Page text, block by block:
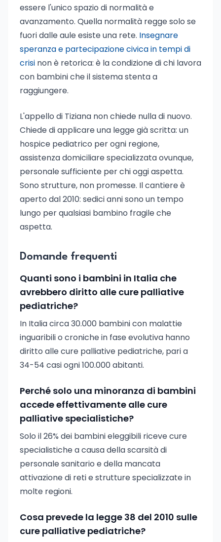
essere l'unico spazio di normalità e
avanzamento. Quella normalità regge solo se
fuori dalle aule esiste una rete. Insegnare
speranza e partecipazione civica in tempi di
crisi non è retorica: è la condizione di chi lavora
con bambini che il sistema stenta a
raggiungere.
L'appello di Tiziana non chiede nulla di nuovo.
Chiede di applicare una legge già scritta: un
hospice pediatrico per ogni regione,
assistenza domiciliare specializzata ovunque,
personale sufficiente per chi oggi aspetta.
Sono strutture, non promesse. Il cantiere è
aperto dal 2010: sedici anni sono un tempo
lungo per qualsiasi bambino fragile che
aspetta.
Domande frequenti
Quanti sono i bambini in Italia che
avrebbero diritto alle cure palliative
pediatriche?
In Italia circa 30.000 bambini con malattie
inguaribili o croniche in fase evolutiva hanno
diritto alle cure palliative pediatriche, pari a
34-54 casi ogni 100.000 abitanti.
Perché solo una minoranza di bambini
accede effettivamente alle cure
palliative specialistiche?
Solo il 26% dei bambini eleggibili riceve cure
specialistiche a causa della scarsità di
personale sanitario e della mancata
attivazione di reti e strutture specializzate in
molte regioni.
Cosa prevede la legge 38 del 2010 sulle
cure palliative pediatriche?